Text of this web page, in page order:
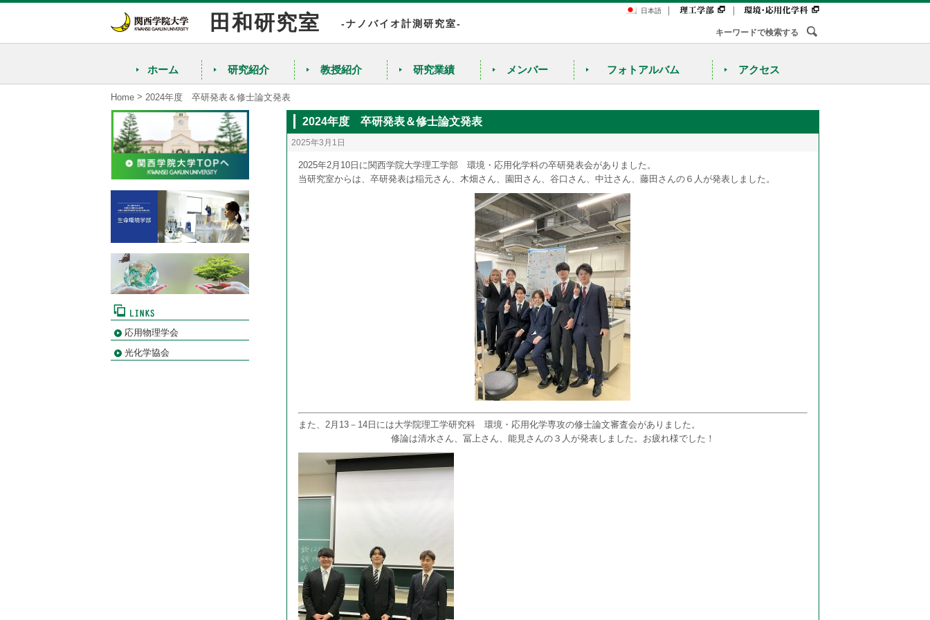
日本語 ｜ ｜
田和研究室 -ナノバイオ計測研究室-
ホーム
研究紹介
疾病マーカーの高感度検出による疾病早期発見
プラズモニックチップを利用した1分子蛍光観察
局所的光異性化反応と結晶化制御
教授紹介 研究業績 メンバー フォトアルバム アクセス
Home > 2024年度 卒研発表＆修士論文発表
応用物理学会
光化学協会
2024年度 卒研発表＆修士論文発表
2025年3月1日
2025年2月10日に関西学院大学理工学部 環境・応用化学科の卒研発表会がありました。
当研究室からは、卒研発表は稲元さん、木畑さん、園田さん、谷口さん、中辻さん、藤田さんの６人が発表しました。
また、2月13－14日には大学院理工学研究科 環境・応用化学専攻の修士論文審査会がありました。
修論は清水さん、冨上さん、能見さんの３人が発表しました。お疲れ様でした！